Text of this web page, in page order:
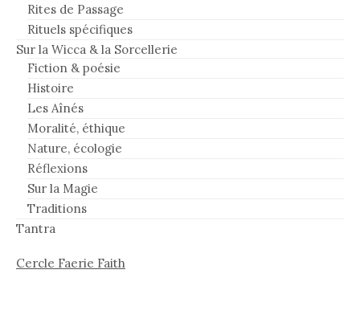
Rites de Passage
Rituels spécifiques
Sur la Wicca & la Sorcellerie
Fiction & poésie
Histoire
Les Aînés
Moralité, éthique
Nature, écologie
Réflexions
Sur la Magie
Traditions
Tantra
Cercle Faerie Faith